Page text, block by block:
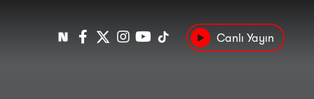
Canlı Yayın